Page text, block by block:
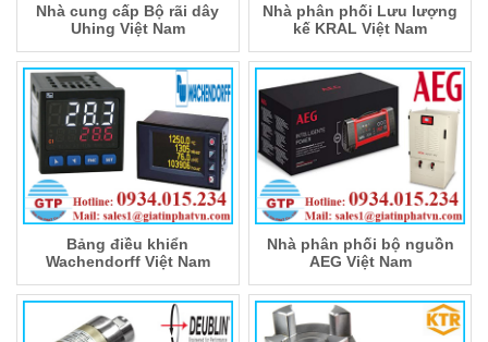
Nhà cung cấp Bộ rãi dây
Uhing Việt Nam
Nhà phân phối Lưu lượng
kế KRAL Việt Nam
Bảng điều khiển
Wachendorff Việt Nam
Nhà phân phối bộ nguồn
AEG Việt Nam